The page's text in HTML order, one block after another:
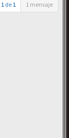
1 de 1 1 mensaje